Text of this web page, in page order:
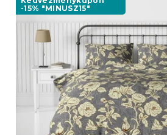
-15% "MINUSZ15"